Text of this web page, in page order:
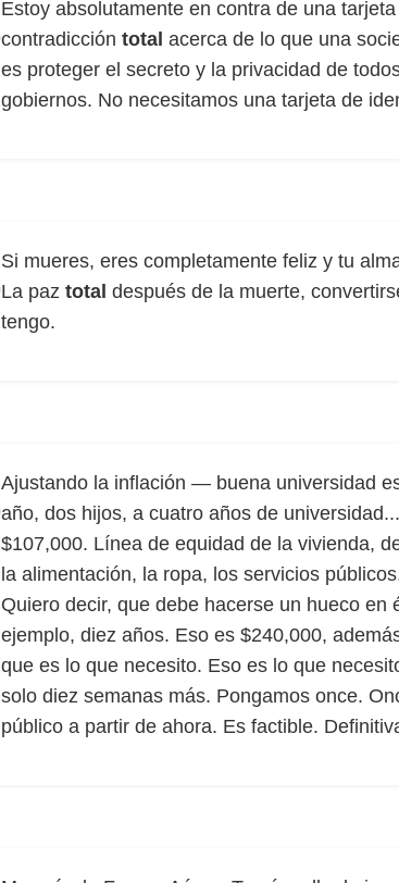
Estoy absolutamente en contra de una
contradicción total acerca de lo que una
es proteger el secreto y la privacidad de
gobiernos. No necesitamos una tarjeta de
Si mueres, eres completamente feliz y tu
La paz total después de la muerte,
tengo.
Ajustando la inflación — buena universidad
año, dos hijos, a cuatro años de
$107,000. Línea de equidad de la vivienda,
la alimentación, la ropa, los servicios
Quiero decir, que debe hacerse un hueco
ejemplo, diez años. Eso es $240,000,
que es lo que necesito. Eso es lo que
solo diez semanas más. Pongamos once.
público a partir de ahora. Es factible.